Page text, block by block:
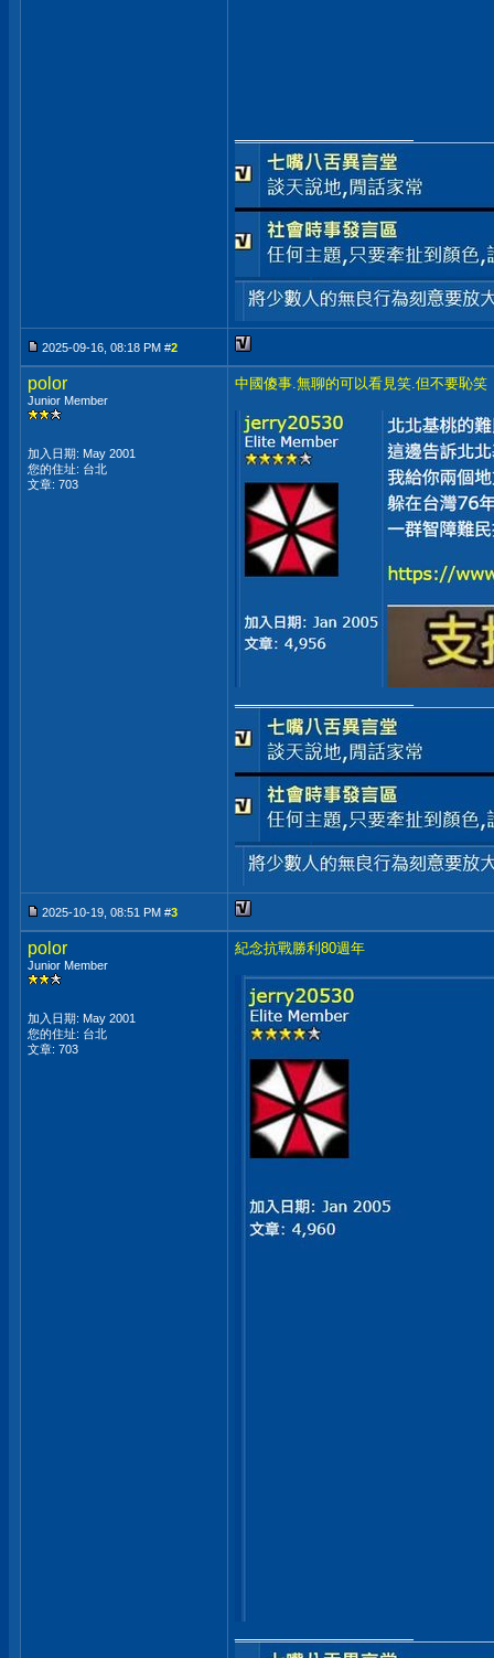
2025-09-16, 08:18 PM #2
polor
Junior Member
加入日期: May 2001
您的住址: 台北
文章: 703
中國傻事.無聊的可以看見笑.但不要恥笑
2025-10-19, 08:51 PM #3
polor
Junior Member
加入日期: May 2001
您的住址: 台北
文章: 703
紀念抗戰勝利80週年